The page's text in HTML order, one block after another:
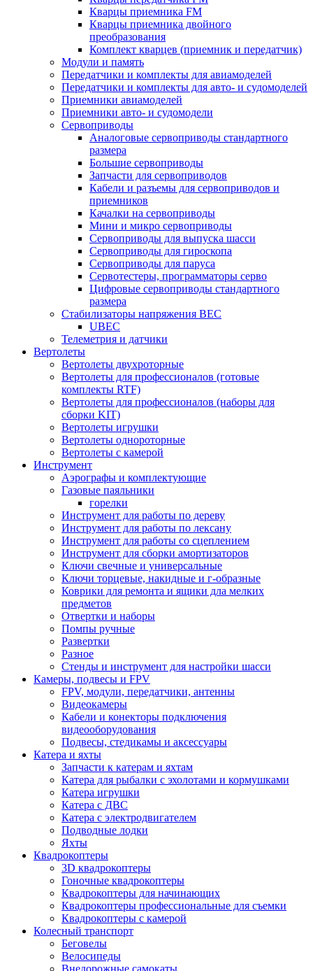
Кварцы приемника FM
Кварцы приемника двойного
преобразования
Комплект кварцев (приемник и передатчик)
Модули и память
Передатчики и комплекты для авиамоделей
Передатчики и комплекты для авто- и судомоделей
Приемники авиамоделей
Приемники авто- и судомодели
Сервоприводы
Аналоговые сервоприводы стандартного
размера
Большие сервоприводы
Запчасти для сервоприводов
Кабели и разъемы для сервоприводов и
приемников
Качалки на сервоприводы
Мини и микро сервоприводы
Сервоприводы для выпуска шасси
Сервоприводы для гироскопа
Сервоприводы для паруса
Сервотестеры, программаторы серво
Цифровые сервоприводы стандартного
размера
Стабилизаторы напряжения BEC
UBEC
Телеметрия и датчики
Вертолеты
Вертолеты двухроторные
Вертолеты для профессионалов (готовые
комплекты RTF)
Вертолеты для профессионалов (наборы для
сборки KIT)
Вертолеты игрушки
Вертолеты однороторные
Вертолеты с камерой
Инструмент
Аэрографы и комплектующие
Газовые паяльники
горелки
Инструмент для работы по дереву
Инструмент для работы по лексану
Инструмент для работы со сцеплением
Инструмент для сборки амортизаторов
Ключи свечные и универсальные
Ключи торцевые, накидные и г-образные
Коврики для ремонта и ящики дла мелких
предметов
Отвертки и наборы
Помпы ручные
Развертки
Разное
Стенды и инструмент для настройки шасси
Камеры, подвесы и FPV
FPV, модули, передатчики, антенны
Видеокамеры
Кабели и конекторы подключения
видеооборудования
Подвесы, стедикамы и аксессуары
Катера и яхты
Запчасти к катерам и яхтам
Катера для рыбалки с эхолотами и кормушками
Катера игрушки
Катера с ДВС
Катера с электродвигателем
Подводные лодки
Яхты
Квадрокоптеры
3D квадрокоптеры
Гоночные квадрокоптеры
Квадрокоптеры для начинающих
Квадрокоптеры профессиональные для съемки
Квадрокоптеры с камерой
Колесный транспорт
Беговелы
Велосипеды
Внедорожные самокаты